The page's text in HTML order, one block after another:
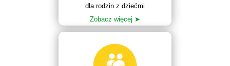
dla rodzin z dziećmi
Zobacz więcej ➤